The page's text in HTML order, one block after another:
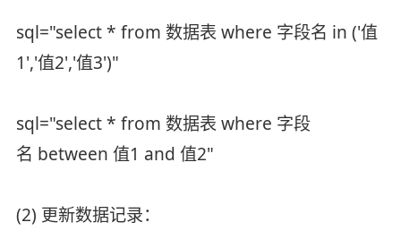
sql="select * from 数据表 where 字段名 in ('值
1','值2','值3')"
sql="select * from 数据表 where 字段
名 between 值1 and 值2"
(2) 更新数据记录：